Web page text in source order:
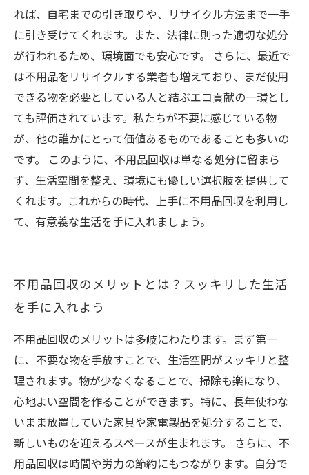
れば、自宅までの引き取りや、リサイクル方法まで一手
に引き受けてくれます。また、法律に則った適切な処分
が行われるため、環境面でも安心です。 さらに、最近で
は不用品をリサイクルする業者も増えており、まだ使用
できる物を必要としている人と結ぶエコ貢献の一環とし
ても評価されています。私たちが不要に感じている物
が、他の誰かにとって価値あるものであることも多いの
です。 このように、不用品回収は単なる処分に留まら
ず、生活空間を整え、環境にも優しい選択肢を提供して
くれます。これからの時代、上手に不用品回収を利用し
て、有意義な生活を手に入れましょう。
不用品回収のメリットとは？スッキリした生活
を手に入れよう
不用品回収のメリットは多岐にわたります。まず第一
に、不要な物を手放すことで、生活空間がスッキリと整
理されます。物が少なくなることで、掃除も楽になり、
心地よい空間を作ることができます。特に、長年使わな
いまま放置していた家具や家電製品を処分することで、
新しいものを迎えるスペースが生まれます。 さらに、不
用品回収は時間や労力の節約にもつながります。自分で